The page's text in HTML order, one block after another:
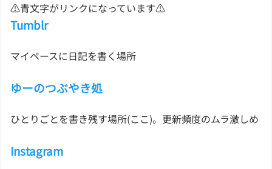
⚠青文字がリンクになっています⚠
Tumblr
マイペースに日記を書く場所
ゆーのつぶやき処
ひとりごとを書き残す場所(ここ)。更新頻度のムラ激しめ
Instagram